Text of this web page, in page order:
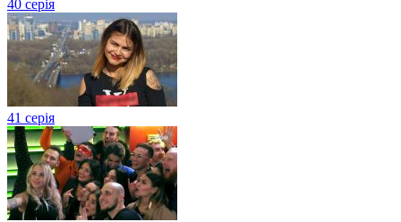
40 серія
41 серія